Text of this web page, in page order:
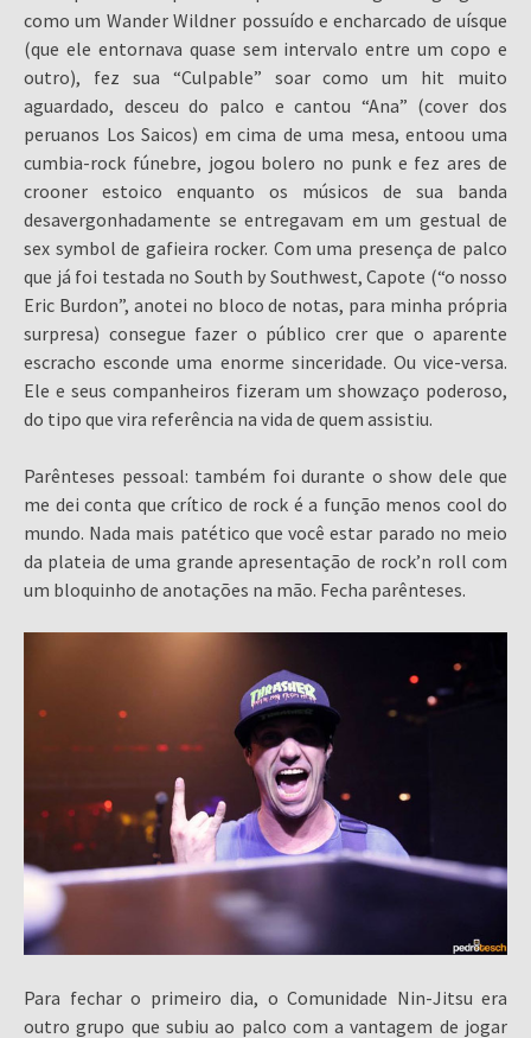
como um Wander Wildner possuído e encharcado de uísque
(que ele entornava quase sem intervalo entre um copo e
outro), fez sua “Culpable” soar como um hit muito
aguardado, desceu do palco e cantou “Ana” (cover dos
peruanos Los Saicos) em cima de uma mesa, entoou uma
cumbia-rock fúnebre, jogou bolero no punk e fez ares de
crooner estoico enquanto os músicos de sua banda
desavergonhadamente se entregavam em um gestual de
sex symbol de gafieira rocker. Com uma presença de palco
que já foi testada no South by Southwest, Capote (“o nosso
Eric Burdon”, anotei no bloco de notas, para minha própria
surpresa) consegue fazer o público crer que o aparente
escracho esconde uma enorme sinceridade. Ou vice-versa.
Ele e seus companheiros fizeram um showzaço poderoso,
do tipo que vira referência na vida de quem assistiu.
Parênteses pessoal: também foi durante o show dele que
me dei conta que crítico de rock é a função menos cool do
mundo. Nada mais patético que você estar parado no meio
da plateia de uma grande apresentação de rock’n roll com
um bloquinho de anotações na mão. Fecha parênteses.
Para fechar o primeiro dia, o Comunidade Nin-Jitsu era
outro grupo que subiu ao palco com a vantagem de jogar